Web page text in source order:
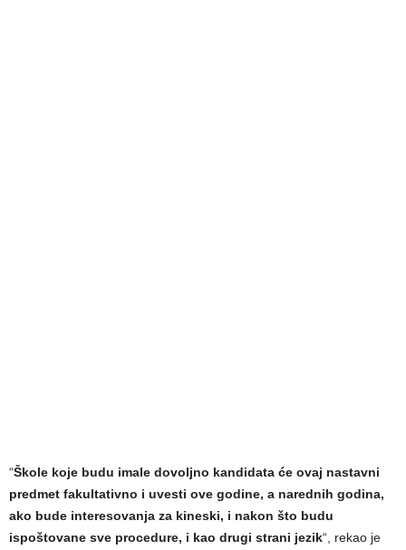
“Škole koje budu imale dovoljno kandidata će ovaj nastavni
predmet fakultativno i uvesti ove godine, a narednih godina,
ako bude interesovanja za kineski, i nakon što budu
ispoštovane sve procedure, i kao drugi strani jezik“, rekao je